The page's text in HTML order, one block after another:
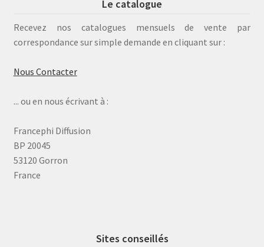
Le catalogue
Recevez nos catalogues mensuels de vente par
correspondance sur simple demande en cliquant sur :
Nous Contacter
... ou en nous écrivant à :
Francephi Diffusion
BP 20045
53120 Gorron
France
Sites conseillés